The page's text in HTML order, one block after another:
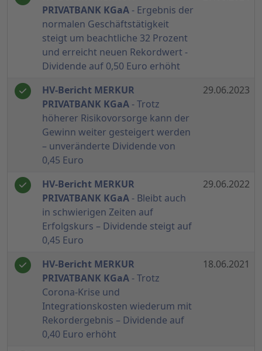
PRIVATBANK KGaA- Ergebnis der
normalen Geschäftstätigkeit
steigt um beachtliche 32 Prozent
und erreicht neuen Rekordwert -
Dividende auf 0,50 Euro erhöht
HV-Bericht MERKUR
PRIVATBANK KGaA - Trotz
höherer Risikovorsorge kann der
Gewinn weiter gesteigert werden
– unveränderte Dividende von
0,45 Euro
29.06.2023
HV-Bericht MERKUR
PRIVATBANK KGaA- Bleibt auch
in schwierigen Zeiten auf
Erfolgskurs – Dividende steigt auf
0,45 Euro
29.06.2022
HV-Bericht MERKUR
PRIVATBANK KGaA - Trotz
Corona-Krise und
Integrationskosten wiederum mit
Rekordergebnis – Dividende auf
0,40 Euro erhöht
18.06.2021